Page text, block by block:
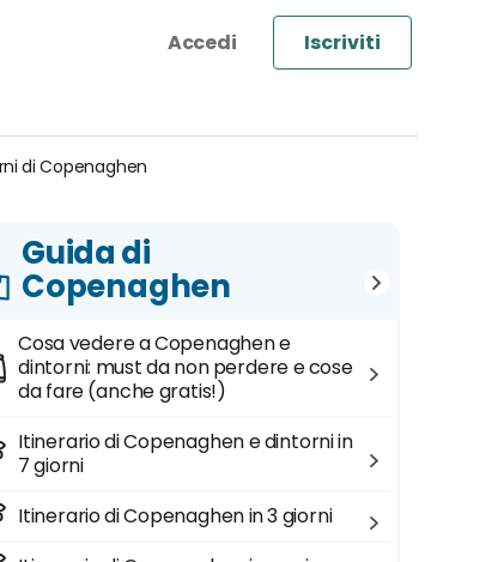
Iscriviti
di Copenaghen
Guida di
Copenaghen
Cosa vedere a Copenaghen e
dintorni: must da non perdere e cose
da fare (anche gratis!)
Itinerario di Copenaghen e dintorni in
7 giorni
Itinerario di Copenaghen in 3 giorni